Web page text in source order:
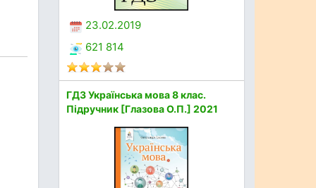
23.02.2019
621 814
ГДЗ Українська мова 8 клас.
Підручник [Глазова О.П.] 2021